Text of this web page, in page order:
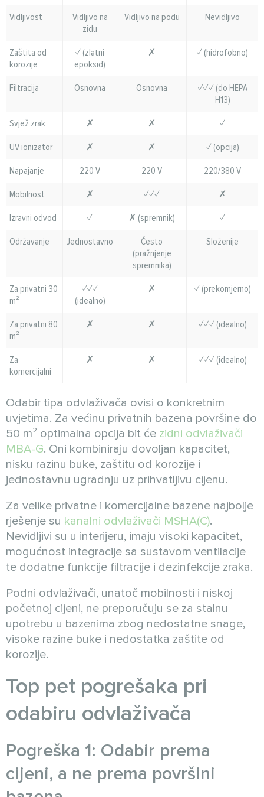
Vidljivost
Vidljivo na
zidu
Vidljivo na podu Nevidljivo
Zaštita od
korozije
✓ (zlatni
epoksid)
✗ ✓ (hidrofobno)
Filtracija Osnovna Osnovna
✓✓✓ (do HEPA
H13)
Svjež zrak
✗ ✗
✓
UV ionizator
✗ ✗
✓ (opcija)
Napajanje
220 V 220 V
220/380 V
Mobilnost
✗ ✓✓✓
✗
Izravni odvod
✓ ✗ (spremnik)
✓
Održavanje
Jednostavno
Često
(pražnjenje
spremnika)
Složenije
Za privatni 30
m²
✓✓✓
(idealno)
✗ ✓ (prekomjerno)
Za privatni 80
m²
✗ ✗ ✓✓✓ (idealno)
Za
komercijalni
✗ ✗ ✓✓✓ (idealno)
Odabir tipa odvlaživača ovisi o konkretnim
uvjetima. Za većinu privatnih bazena površine do
50 m² optimalna opcija bit će zidni odvlaživači
MBA-G. Oni kombiniraju dovoljan kapacitet,
nisku razinu buke, zaštitu od korozije i
jednostavnu ugradnju uz prihvatljivu cijenu.
Za velike privatne i komercijalne bazene najbolje
rješenje su kanalni odvlaživači MSHA(C).
Nevidljivi su u interijeru, imaju visoki kapacitet,
mogućnost integracije sa sustavom ventilacije
te dodatne funkcije filtracije i dezinfekcije zraka.
Podni odvlaživači, unatoč mobilnosti i niskoj
početnoj cijeni, ne preporučuju se za stalnu
upotrebu u bazenima zbog nedostatne snage,
visoke razine buke i nedostatka zaštite od
korozije.
Top pet pogrešaka pri
odabiru odvlaživača
Pogreška 1: Odabir prema
cijeni, a ne prema površini